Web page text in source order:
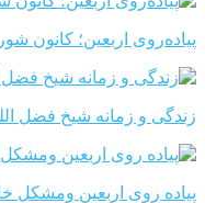
پیاده‌روی اربعین؛ کانون
زندگی و زمانه شیخ فضل
پیاده روی اربعین ومشکل